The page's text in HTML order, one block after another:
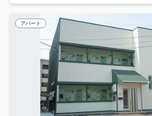
アパート